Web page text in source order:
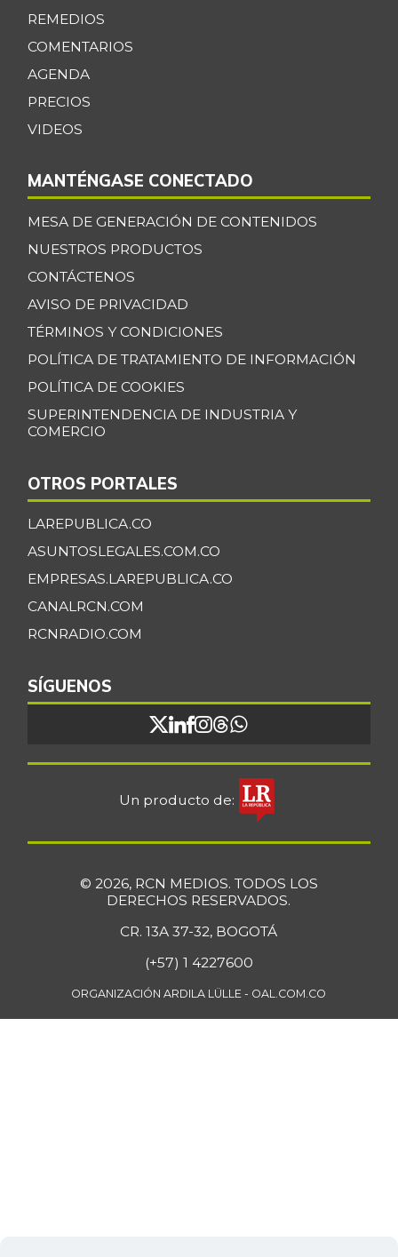
REMEDIOS
COMENTARIOS
AGENDA
PRECIOS
VIDEOS
MANTÉNGASE CONECTADO
MESA DE GENERACIÓN DE CONTENIDOS
NUESTROS PRODUCTOS
CONTÁCTENOS
AVISO DE PRIVACIDAD
TÉRMINOS Y CONDICIONES
POLÍTICA DE TRATAMIENTO DE INFORMACIÓN
POLÍTICA DE COOKIES
SUPERINTENDENCIA DE INDUSTRIA Y
COMERCIO
OTROS PORTALES
LAREPUBLICA.CO
ASUNTOSLEGALES.COM.CO
EMPRESAS.LAREPUBLICA.CO
CANALRCN.COM
RCNRADIO.COM
SÍGUENOS
Un producto de:
© 2026, RCN MEDIOS. TODOS LOS
DERECHOS RESERVADOS.
CR. 13A 37-32, BOGOTÁ
(+57) 1 4227600
ORGANIZACIÓN ARDILA LÜLLE - OAL.COM.CO